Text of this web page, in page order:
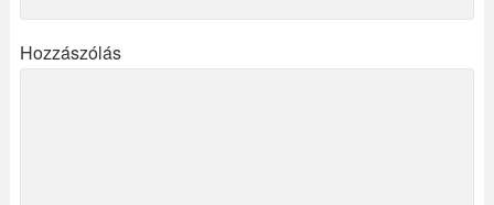
Hozzászólás